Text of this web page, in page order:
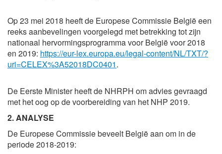
Op 23 mei 2018 heeft de Europese Commissie België een
reeks aanbevelingen voorgelegd met betrekking tot zijn
nationaal hervormingsprogramma voor België voor 2018
en 2019: https://eur-lex.europa.eu/legal-content/NL/TXT/?
uri=CELEX%3A52018DC0401.
De Eerste Minister heeft de NHRPH om advies gevraagd
met het oog op de voorbereiding van het NHP 2019.
2. ANALYSE
De Europese Commissie beveelt België aan om in de
periode 2018-2019: